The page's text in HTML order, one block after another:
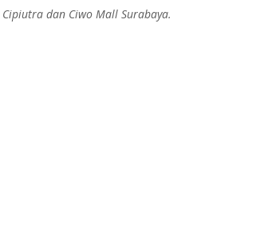
dan Ciwo Mall Surabaya.